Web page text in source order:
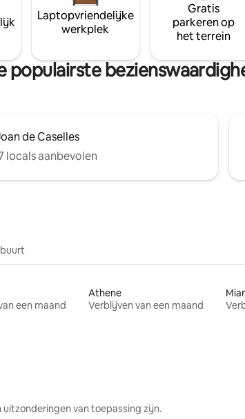
Laptopvriendelijke
werkplek
Gratis
parkeren op
het terrein
de Caselles
locals aanbevolen
een maand
Athene
Verblijven van een maand
van toepassing zijn.